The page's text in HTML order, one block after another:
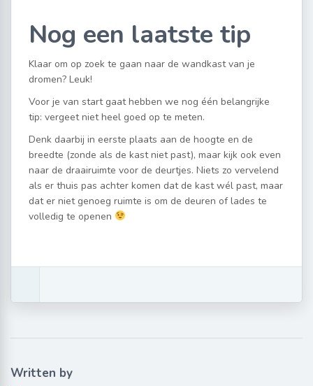
Nog een laatste tip
Klaar om op zoek te gaan naar de wandkast van je
dromen? Leuk!
Voor je van start gaat hebben we nog één belangrijke
tip: vergeet niet heel goed op te meten.
Denk daarbij in eerste plaats aan de hoogte en de
breedte (zonde als de kast niet past), maar kijk ook even
naar de draairuimte voor de deurtjes. Niets zo vervelend
als er thuis pas achter komen dat de kast wél past, maar
dat er niet genoeg ruimte is om de deuren of lades te
volledig te openen
Written by